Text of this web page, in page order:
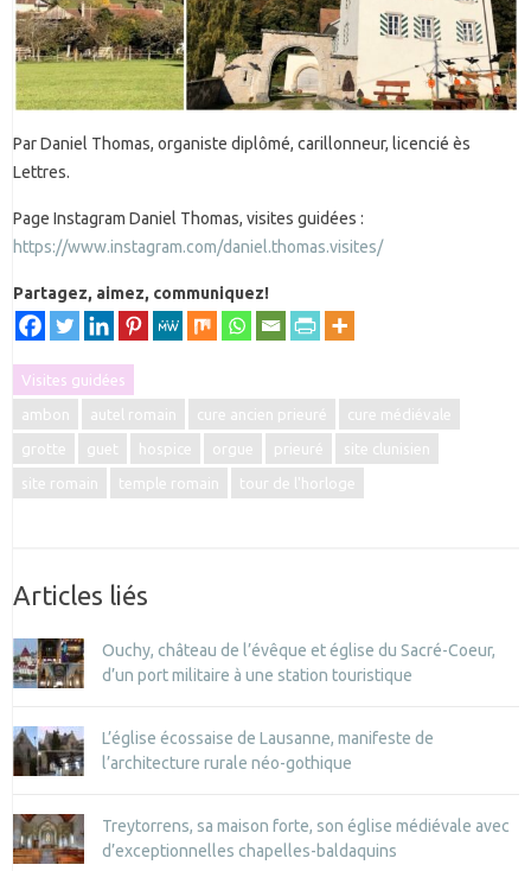
Par Daniel Thomas, organiste diplômé, carillonneur, licencié ès
Lettres.
Page Instagram Daniel Thomas, visites guidées :
https://www.instagram.com/daniel.thomas.visites/
Partagez, aimez, communiquez!
Visites guidées
ambon autel romain cure ancien prieuré cure médiévale
grotte guet hospice orgue prieuré site clunisien
site romain temple romain tour de l'horloge
Articles liés
Ouchy, château de l’évêque et église du Sacré-Coeur,
d’un port militaire à une station touristique
L’église écossaise de Lausanne, manifeste de
l’architecture rurale néo-gothique
Treytorrens, sa maison forte, son église médiévale avec
d’exceptionnelles chapelles-baldaquins